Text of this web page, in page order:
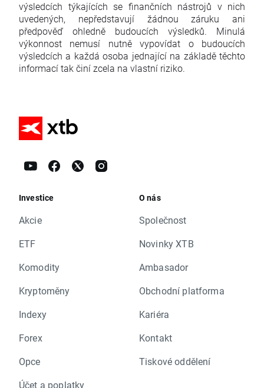
výsledcích týkajících se finančních nástrojů v nich
uvedených, nepředstavují žádnou záruku ani
předpověď ohledně budoucích výsledků. Minulá
výkonnost nemusí nutně vypovídat o budoucích
výsledcích a každá osoba jednající na základě těchto
informací tak činí zcela na vlastní riziko.
Investice
Akcie
ETF
Komodity
Kryptoměny
Indexy
Forex
Opce
Účet a poplatky
O nás
Společnost
Novinky XTB
Ambasador
Obchodní platforma
Kariéra
Kontakt
Tiskové oddělení